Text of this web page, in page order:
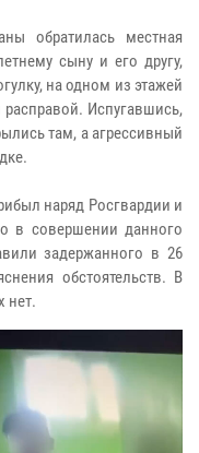
обратилась местная
сыну и его другу,
на одном из этажей
Испугавшись,
там, а агрессивный
наряд Росгвардии и
в совершении данного
задержанного в 26
обстоятельств. В
нет.